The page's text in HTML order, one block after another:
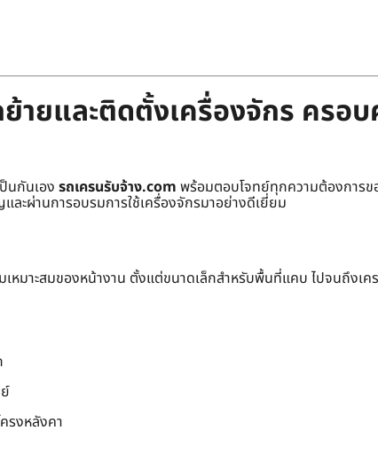
ายและติดตั้งเครื่องจักร ครอ
นกันเอง รถเครนรับจ้าง.com พร้อมตอบโจทย์ทุกความต้องการข
ะผ่านการอบรมการใช้เครื่องจักรมาอย่างดีเยี่ยม
หมาะสมของหน้างาน ตั้งแต่ขนาดเล็กสำหรับพื้นที่แคบ ไปจนถึงเ
รงหลังคา